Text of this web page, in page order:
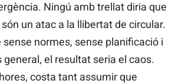
Ningú amb trellat diria que
un atac a la llibertat de circular.
sense normes, sense planificació i
general, el resultat seria el caos.
costa tant assumir que